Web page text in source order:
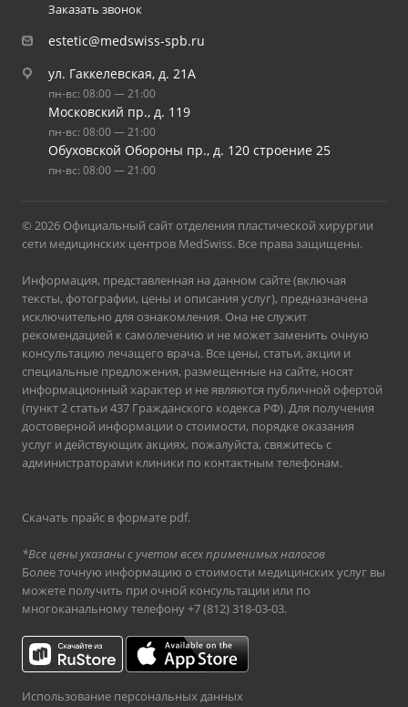
Заказать звонок
estetic@medswiss-spb.ru
ул. Гаккелевская, д. 21А
пн-вс: 08:00 — 21:00
Московский пр., д. 119
пн-вс: 08:00 — 21:00
Обуховской Обороны пр., д. 120 строение 25
пн-вс: 08:00 — 21:00
© 2026 Официальный сайт отделения пластической хирургии
сети медицинских центров MedSwiss. Все права защищены.
Информация, представленная на данном сайте (включая
тексты, фотографии, цены и описания услуг), предназначена
исключительно для ознакомления. Она не служит
рекомендацией к самолечению и не может заменить очную
консультацию лечащего врача. Все цены, статьи, акции и
специальные предложения, размещенные на сайте, носят
информационный характер и не являются публичной офертой
(пункт 2 статьи 437 Гражданского кодекса РФ). Для получения
достоверной информации о стоимости, порядке оказания
услуг и действующих акциях, пожалуйста, свяжитесь с
администраторами клиники по контактным телефонам.
Скачать прайс в формате pdf.
*Все цены указаны с учетом всех применимых налогов
Более точную информацию о стоимости медицинских услуг вы
можете получить при очной консультации или по
многоканальному телефону+7 (812) 318-03-03.
Использование персональных данных